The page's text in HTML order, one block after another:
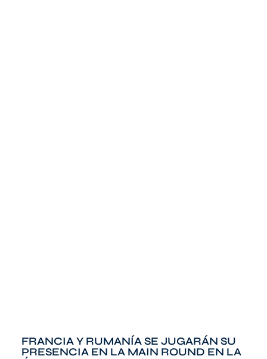
FRANCIA Y RUMANÍA SE JUGARÁN SU
PRESENCIA EN LA MAIN ROUND EN LA